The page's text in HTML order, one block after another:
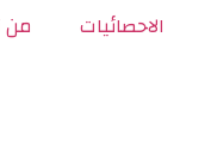
الاحصائيات من